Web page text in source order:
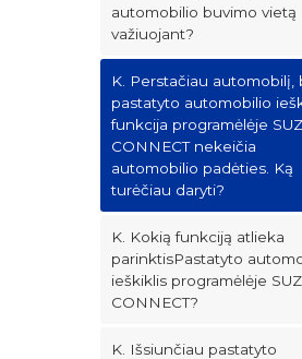
automobilio buvimo vietą
važiuojant?
K. Perstačiau automobilį,
pastatyto automobilio
funkcija programėlėje
CONNECT nekeičia
automobilio padėties. Ką
turėčiau daryti?
K. Kokią funkciją atlieka
parinktisPastatyto
ieškiklis programėlėje
CONNECT?
K. Išsiunčiau pastatyto